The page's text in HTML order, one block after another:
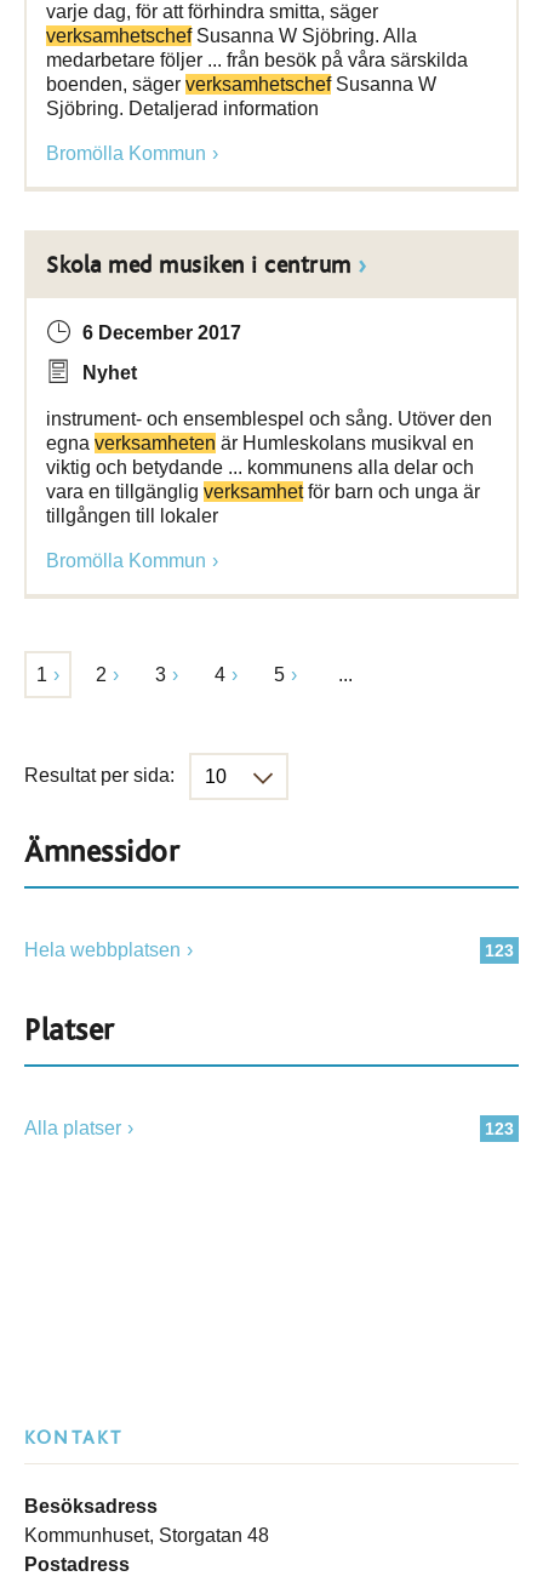
varje dag, för att förhindra smitta, säger
verksamhetschefSusanna W Sjöbring. Alla
medarbetare följer ... från besök på våra särskilda
boenden, säger verksamhetschefSusanna W
Sjöbring. Detaljerad information
Bromölla Kommun
Skola med musiken i centrum
6 December 2017
Nyhet
instrument- och ensemblespel och sång. Utöver den
egna verksamheten är Humleskolans musikval en
viktig och betydande ... kommunens alla delar och
vara en tillgänglig verksamhetför barn och unga är
tillgången till lokaler
Bromölla Kommun
1 2 3 4 5 ...
Resultat per sida:
Ämnessidor
123
Hela webbplatsen
Platser
123
Alla platser
KONTAKT
Besöksadress
Kommunhuset, Storgatan 48
Postadress